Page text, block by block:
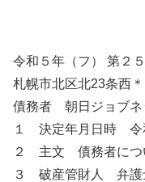
令和５年（フ） 第２
札幌市北区北23条西＊
債務者 朝日ジョブネ
１ 決定年月日時 令
２ 主文 債務者につ
３ 破産管財人 弁